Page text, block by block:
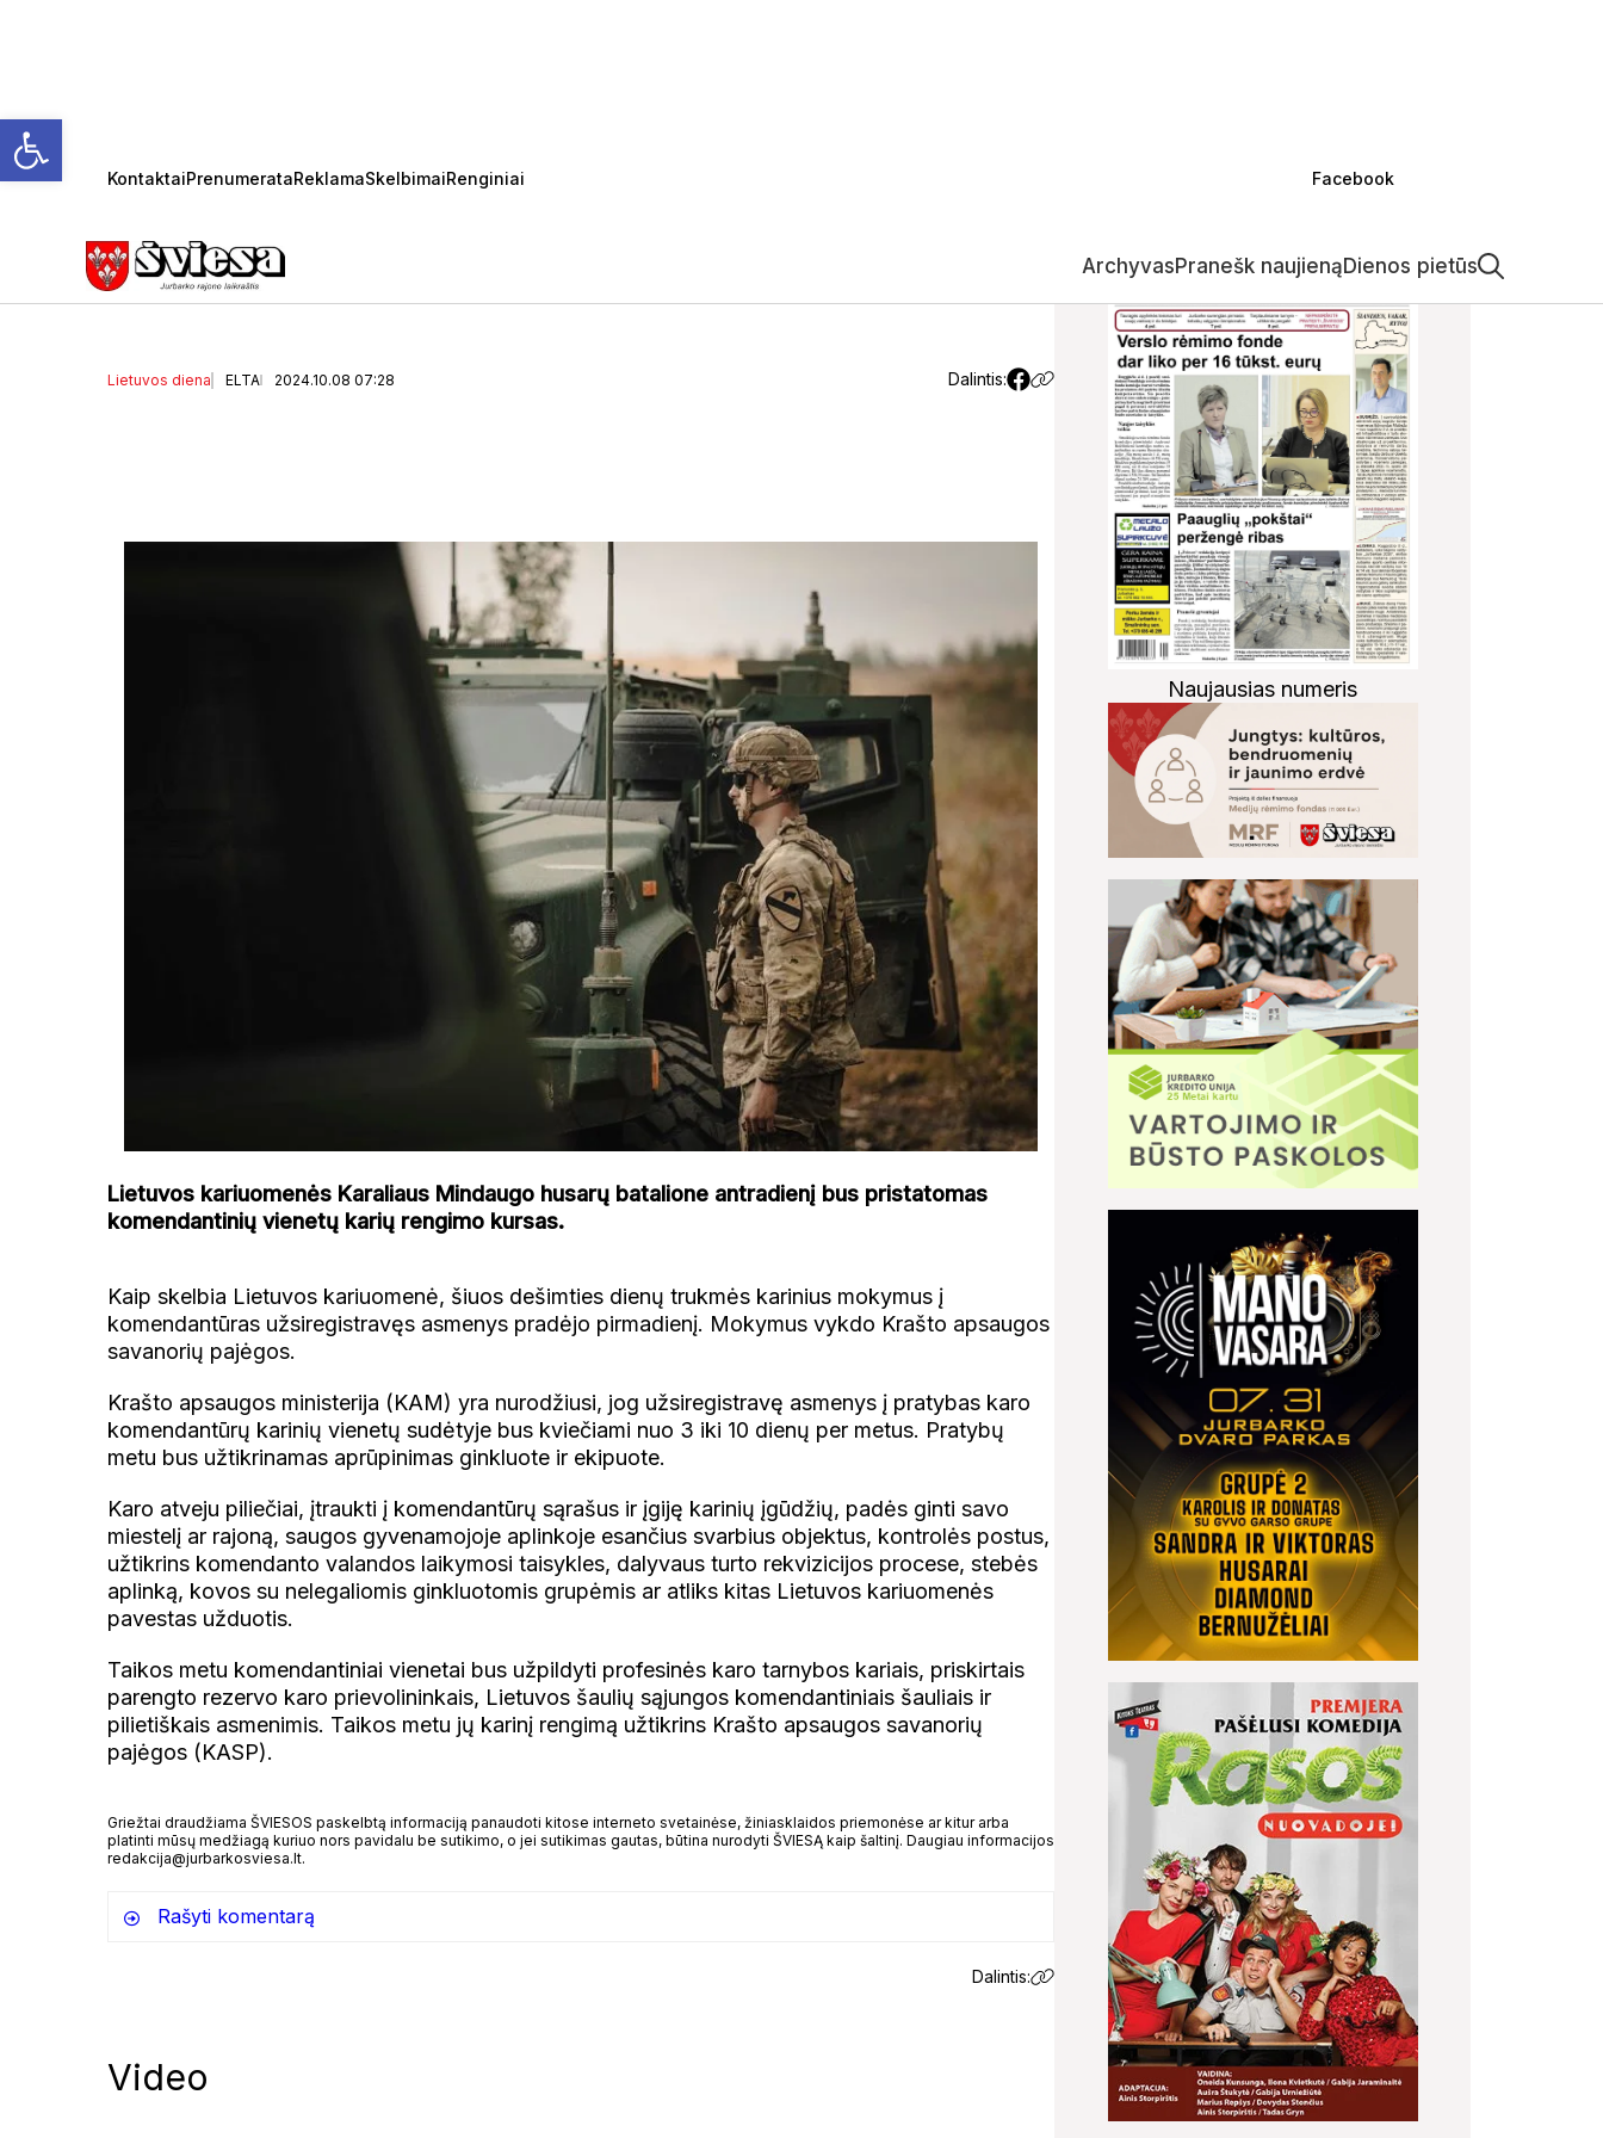
Open toolbar
KontaktaiPrenumerataReklamaSkelbimaiRenginiai Facebook
ArchyvasPranešk naujienąDienos pietūs
Karaliaus Mindaugo husarų batalione pradedami
rengti komendantinių vienetų kariai
Lietuvos diena ELTA 2024.10.08 07:28 Dalintis:
Lietuvos kariuomenės Karaliaus Mindaugo husarų batalione antradienį bus pristatomas
komendantinių vienetų karių rengimo kursas.
Kaip skelbia Lietuvos kariuomenė, šiuos dešimties dienų trukmės karinius mokymus į
komendantūras užsiregistravęs asmenys pradėjo pirmadienį. Mokymus vykdo Krašto apsaugos
savanorių pajėgos.
Krašto apsaugos ministerija (KAM) yra nurodžiusi, jog užsiregistravę asmenys į pratybas karo
komendantūrų karinių vienetų sudėtyje bus kviečiami nuo 3 iki 10 dienų per metus. Pratybų
metu bus užtikrinamas aprūpinimas ginkluote ir ekipuote.
Karo atveju piliečiai, įtraukti į komendantūrų sąrašus ir įgiję karinių įgūdžių, padės ginti savo
miestelį ar rajoną, saugos gyvenamojoje aplinkoje esančius svarbius objektus, kontrolės postus,
užtikrins komendanto valandos laikymosi taisykles, dalyvaus turto rekvizicijos procese, stebės
aplinką, kovos su nelegaliomis ginkluotomis grupėmis ar atliks kitas Lietuvos kariuomenės
pavestas užduotis.
Taikos metu komendantiniai vienetai bus užpildyti profesinės karo tarnybos kariais, priskirtais
parengto rezervo karo prievolininkais, Lietuvos šaulių sąjungos komendantiniais šauliais ir
pilietiškais asmenimis. Taikos metu jų karinį rengimą užtikrins Krašto apsaugos savanorių
pajėgos (KASP).
Griežtai draudžiama ŠVIESOS paskelbtą informaciją panaudoti kitose interneto svetainėse, žiniasklaidos priemonėse ar kitur arba
platinti mūsų medžiagą kuriuo nors pavidalu be sutikimo, o jei sutikimas gautas, būtina nurodyti ŠVIESĄ kaip šaltinį. Daugiau informacijos
redakcija@jurbarkosviesa.lt.
Rašyti komentarą
Dalintis:
Video
Naujausias numeris